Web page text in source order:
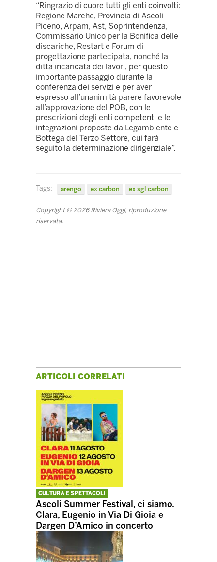
“Ringrazio di cuore tutti gli enti coinvolti:
Regione Marche, Provincia di Ascoli
Piceno, Arpam, Ast, Soprintendenza,
Commissario Unico per la Bonifica delle
discariche, Restart e Forum di
progettazione partecipata, nonché la
ditta incaricata dei lavori, per questo
importante passaggio durante la
conferenza dei servizi e per aver
espresso all’unanimità parere favorevole
all’approvazione del POB, con le
prescrizioni degli enti competenti e le
integrazioni proposte da Legambiente e
Bottega del Terzo Settore, cui farà
seguito la determinazione dirigenziale”.
Tags: arengo ex carbon ex sgl carbon
Copyright © 2026 Riviera Oggi, riproduzione
riservata.
ARTICOLI CORRELATI
CULTURA E SPETTACOLI
Ascoli Summer Festival, ci siamo.
Clara, Eugenio in Via Di Gioia e
Dargen D’Amico in concerto